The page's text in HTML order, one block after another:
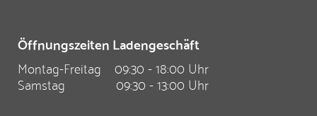
Öffnungszeiten Ladengeschäft
Montag-Freitag
09:30 - 18:00 Uhr
Samstag
09:30 - 13:00 Uhr